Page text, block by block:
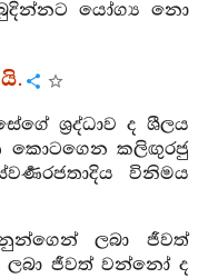
යෝග්‍ය නො
ශ්‍රද්ධාව ද ශීලය
කොටගෙන කලිඟුරජු
විනිමය
ලබා ජීවත්
ජීවත් වන්නෝ ද